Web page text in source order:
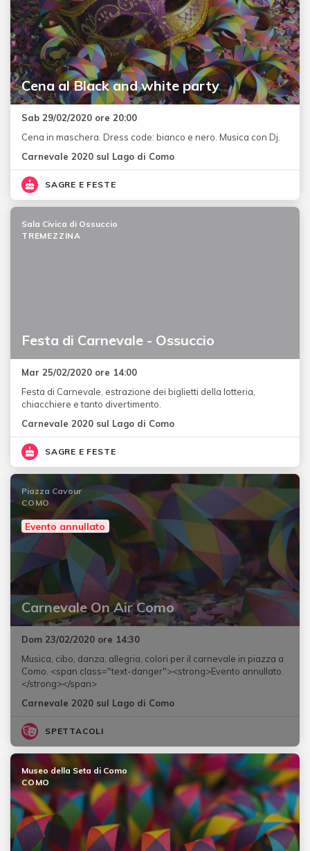
Cena al Black and white party
Sab 29/02/2020 ore 20:00
Cena in maschera. Dress code: bianco e nero. Musica con Dj.
Carnevale 2020 sul Lago di Como
SAGRE E FESTE
Festa di Carnevale - Ossuccio
Sala Civica di Ossuccio
TREMEZZINA
Mar 25/02/2020 ore 14:00
Festa di Carnevale, estrazione dei biglietti della lotteria,
chiacchiere e tanto divertimento.
Carnevale 2020 sul Lago di Como
SAGRE E FESTE
Carnevale On Air Como
Piazza Cavour
COMO
Evento annullato
Dom 23/02/2020 ore 14:30
Musica, cibo, danza, allegria, colori per il carnevale in piazza a
Como. <span class="text-danger"><strong>Evento annullato.
</strong></span>
Carnevale 2020 sul Lago di Como
SPETTACOLI
Museo della Seta di Como
COMO